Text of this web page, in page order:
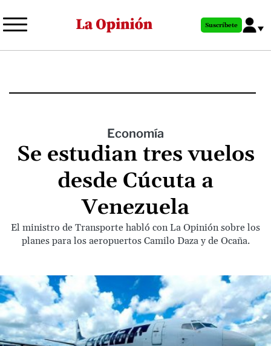
al
principal
Suscríbete
Economía
Se estudian tres vuelos
desde Cúcuta a
Venezuela
El ministro de Transporte habló con La Opinión sobre los
planes para los aeropuertos Camilo Daza y de Ocaña.